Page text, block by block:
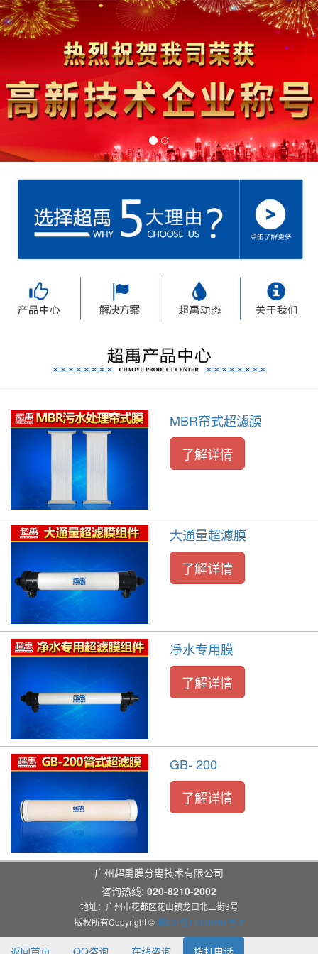
MBR帘式超濾膜
了解详情
大通量超濾膜
了解详情
凈水专用膜
了解详情
GB- 200
了解详情
返回首页 QQ咨询 在线咨询 拨打电话
广州超禹膜分离技术有限公司
咨询热线: 020-8210-2002
地址：广州市花都区花山镇龙口北二街3号
版权所有Copyright © 粤ICP备12039889号-2